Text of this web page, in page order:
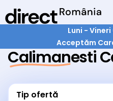
Luni -
Acceptăm
Calimanesti
Tip ofertă